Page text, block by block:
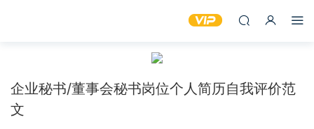
企业秘书/董事会秘书岗位个人简历自我评价范
文